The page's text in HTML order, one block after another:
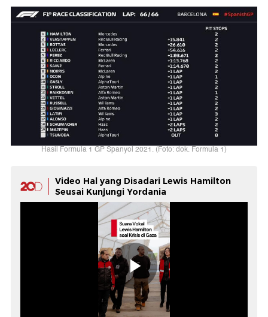
Hasil Formula 1 GP Spanyol 2021. (Foto: dok. Formula 1)
Video Hal yang Disadari Lewis Hamilton
Seusai Kunjungi Yordania